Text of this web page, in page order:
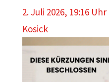
2. Juli 2026, 19:16 Uhr
Kosick